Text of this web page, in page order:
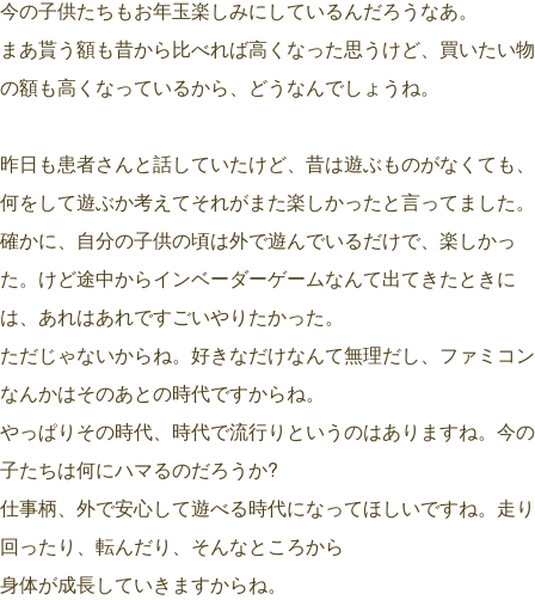
今の子供たちもお年玉楽しみにしているんだろうなあ。
まあ貰う額も昔から比べれば高くなった思うけど、買いたい物
の額も高くなっているから、どうなんでしょうね。
昨日も患者さんと話していたけど、昔は遊ぶものがなくても、
何をして遊ぶか考えてそれがまた楽しかったと言ってました。
確かに、自分の子供の頃は外で遊んでいるだけで、楽しかっ
た。けど途中からインベーダーゲームなんて出てきたときに
は、あれはあれですごいやりたかった。
ただじゃないからね。好きなだけなんて無理だし、ファミコン
なんかはそのあとの時代ですからね。
やっぱりその時代、時代で流行りというのはありますね。今の
子たちは何にハマるのだろうか?
仕事柄、外で安心して遊べる時代になってほしいですね。走り
回ったり、転んだり、そんなところから
身体が成長していきますからね。